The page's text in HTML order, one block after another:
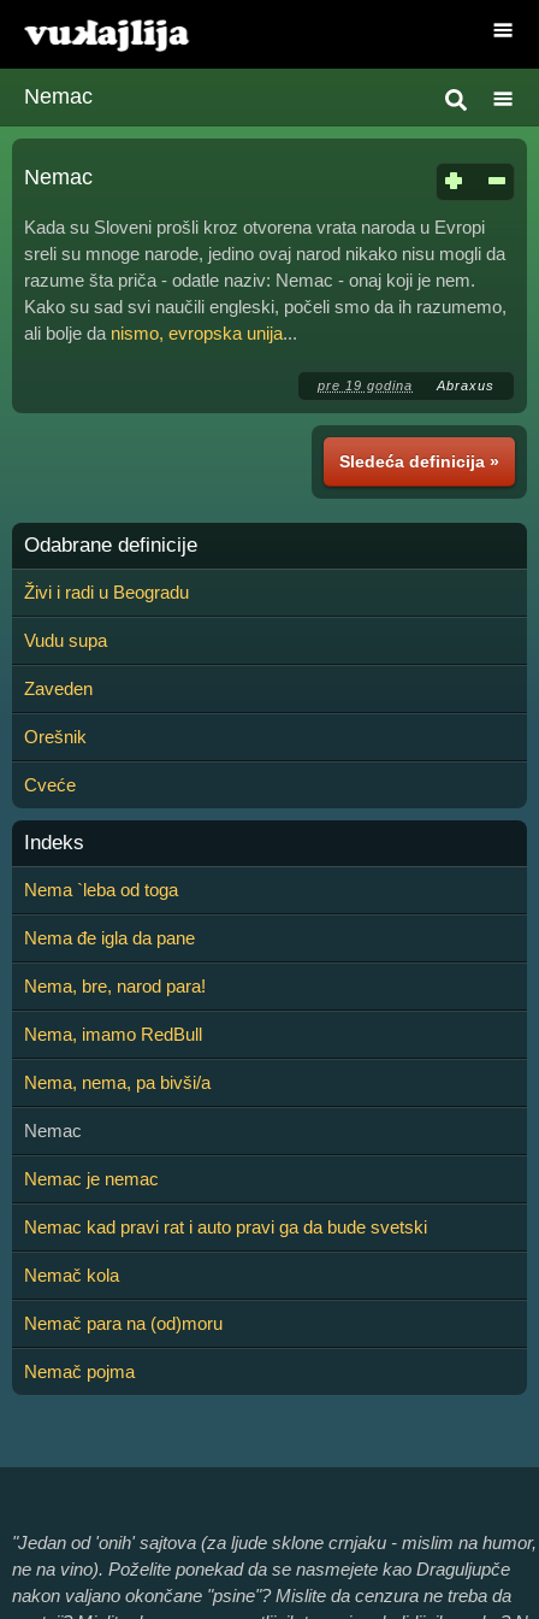
Nemac
Nemac
Kada su Sloveni prošli kroz otvorena vrata naroda u Evropi
sreli su mnoge narode, jedino ovaj narod nikako nisu mogli da
razume šta priča - odatle naziv: Nemac - onaj koji je nem.
Kako su sad svi naučili engleski, počeli smo da ih razumemo,
ali bolje da nismo, evropska unija...
pre 19 godina Abraxus
Sledeća definicija »
Odabrane definicije
Živi i radi u Beogradu
Vudu supa
Zaveden
Orešnik
Cveće
Indeks
Nema `leba od toga
Nema đe igla da pane
Nema, bre, narod para!
Nema, imamo RedBull
Nema, nema, pa bivši/a
Nemac
Nemac je nemac
Nemac kad pravi rat i auto pravi ga da bude svetski
Nemač kola
Nemač para na (od)moru
Nemač pojma
"Jedan od 'onih' sajtova (za ljude sklone crnjaku - mislim na humor,
ne na vino). Poželite ponekad da se nasmejete kao Draguljupče
nakon valjano okončane "psine"? Mislite da cenzura ne treba da